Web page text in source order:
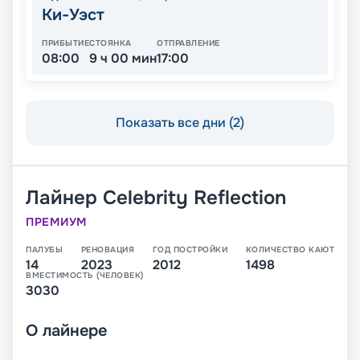
Ки-Уэст
ПРИБЫТИЕ
08:00
СТОЯНКА
9 ч 00 мин
ОТПРАВЛЕНИЕ
17:00
Показать все дни (2)
Лайнер Celebrity Reflection
ПРЕМИУМ
ПАЛУБЫ
14
РЕНОВАЦИЯ
2023
ГОД ПОСТРОЙКИ
2012
КОЛИЧЕСТВО КАЮТ
1498
ВМЕСТИМОСТЬ (ЧЕЛОВЕК)
3030
О лайнере